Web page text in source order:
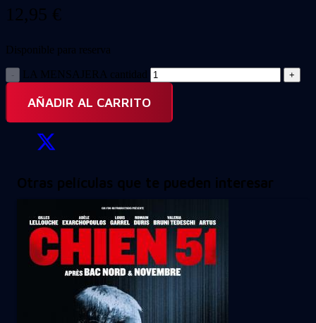
12,95 €
Disponible para reserva
LA MENSAJERA cantidad
AÑADIR AL CARRITO
Otras películas que te pueden interesar